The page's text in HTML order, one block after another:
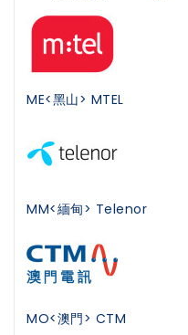
ME<黑山> MTEL
MM<緬甸> Telenor
MO<澳門> CTM